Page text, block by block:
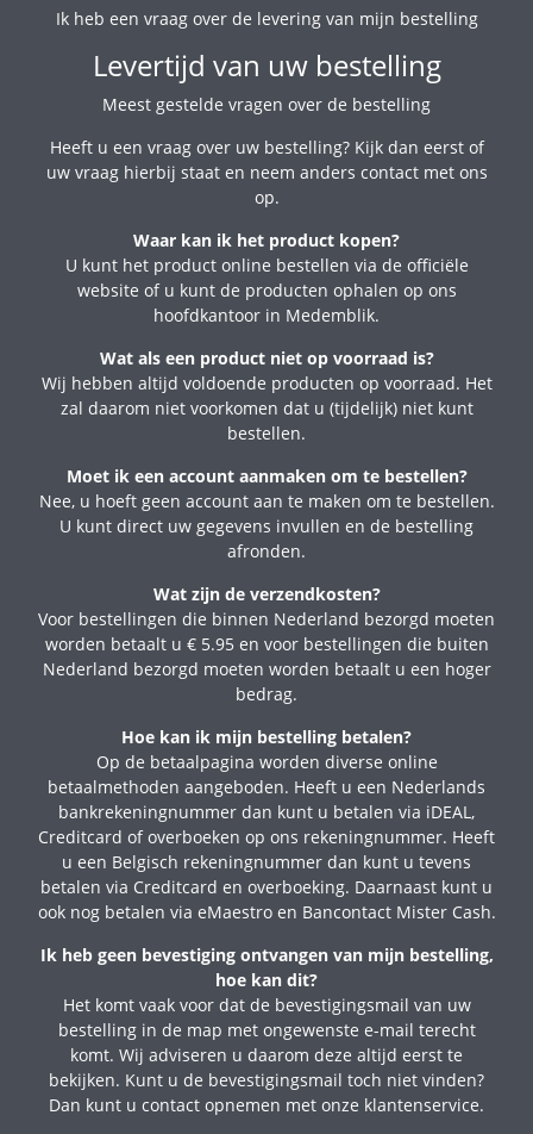
Ik heb een vraag over de levering van mijn bestelling
Levertijd van uw bestelling
Meest gestelde vragen over de bestelling
Heeft u een vraag over uw bestelling? Kijk dan eerst of
uw vraag hierbij staat en neem anders contact met ons
op.
Waar kan ik het product kopen?
U kunt het product online bestellen via de officiële
website of u kunt de producten ophalen op ons
hoofdkantoor in Medemblik.
Wat als een product niet op voorraad is?
Wij hebben altijd voldoende producten op voorraad. Het
zal daarom niet voorkomen dat u (tijdelijk) niet kunt
bestellen.
Moet ik een account aanmaken om te bestellen?
Nee, u hoeft geen account aan te maken om te bestellen.
U kunt direct uw gegevens invullen en de bestelling
afronden.
Wat zijn de verzendkosten?
Voor bestellingen die binnen Nederland bezorgd moeten
worden betaalt u € 5.95 en voor bestellingen die buiten
Nederland bezorgd moeten worden betaalt u een hoger
bedrag.
Hoe kan ik mijn bestelling betalen?
Op de betaalpagina worden diverse online
betaalmethoden aangeboden. Heeft u een Nederlands
bankrekeningnummer dan kunt u betalen via iDEAL,
Creditcard of overboeken op ons rekeningnummer. Heeft
u een Belgisch rekeningnummer dan kunt u tevens
betalen via Creditcard en overboeking. Daarnaast kunt u
ook nog betalen via eMaestro en Bancontact Mister Cash.
Ik heb geen bevestiging ontvangen van mijn bestelling,
hoe kan dit?
Het komt vaak voor dat de bevestigingsmail van uw
bestelling in de map met ongewenste e-mail terecht
komt. Wij adviseren u daarom deze altijd eerst te
bekijken. Kunt u de bevestigingsmail toch niet vinden?
Dan kunt u contact opnemen met onze klantenservice.